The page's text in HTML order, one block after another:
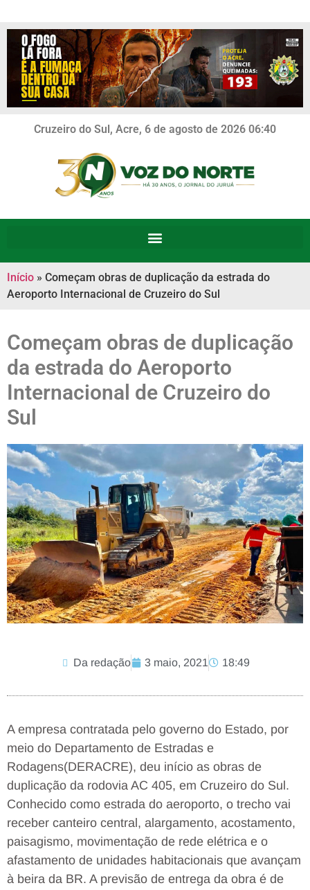
Cruzeiro do Sul, Acre, 6 de agosto de 2026 06:40
Início » Começam obras de duplicação da estrada do
Aeroporto Internacional de Cruzeiro do Sul
Começam obras de duplicação
da estrada do Aeroporto
Internacional de Cruzeiro do
Sul
Da redação 3 maio, 2021 18:49
A empresa contratada pelo governo do Estado, por
meio do Departamento de Estradas e
Rodagens(DERACRE), deu início as obras de
duplicação da rodovia AC 405, em Cruzeiro do Sul.
Conhecido como estrada do aeroporto, o trecho vai
receber canteiro central, alargamento, acostamento,
paisagismo, movimentação de rede elétrica e o
afastamento de unidades habitacionais que avançam
à beira da BR. A previsão de entrega da obra é de